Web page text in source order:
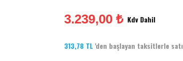
3.239,00 ₺ Kdv Dahil
313,78 TL 'den başlayan taksitlerle